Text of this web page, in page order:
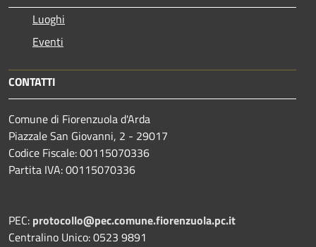
Luoghi
Eventi
CONTATTI
Comune di Fiorenzuola d'Arda
Piazzale San Giovanni, 2 - 29017
Codice Fiscale: 00115070336
Partita IVA: 00115070336
PEC: protocollo@pec.comune.fiorenzuola.pc.it
Centralino Unico: 0523 9891